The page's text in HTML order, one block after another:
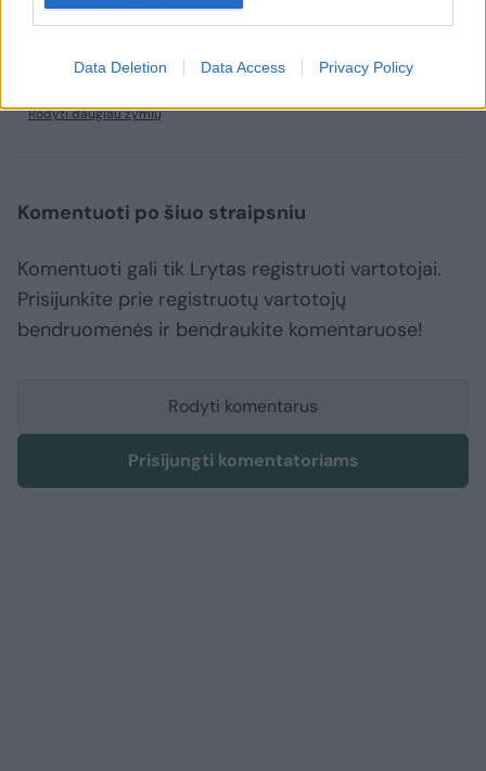
Data Deletion Data Access Privacy Policy
turai. Sezonas padalintas į keturis ratus.
Rodyti daugiau žymių
Komentuoti po šiuo straipsniu
Komentuoti gali tik Lrytas registruoti vartotojai.
Prisijunkite prie registruotų vartotojų
bendruomenės ir bendraukite komentaruose!
Rodyti komentarus
Prisijungti komentatoriams